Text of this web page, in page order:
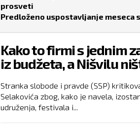
prosveti
Predloženo uspostavljanje meseca
Kako to firmi s jednim
iz budžeta, a Nišvilu
Stranka slobode i pravde (SSP)
Selakovića zbog, kako je navela,
udruženja, festivala i...